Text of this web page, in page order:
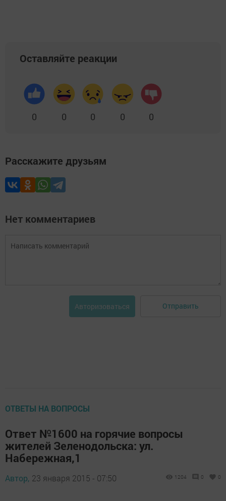
Оставляйте реакции
0 0 0 0 0
Расскажите друзьям
Нет комментариев
Авторизоваться Отправить
ОТВЕТЫ НА ВОПРОСЫ
Ответ №1600 на горячие вопросы
жителей Зеленодольска: ул.
Набережная,1
Автор, 23 января 2015 - 07:50 1204 0 0